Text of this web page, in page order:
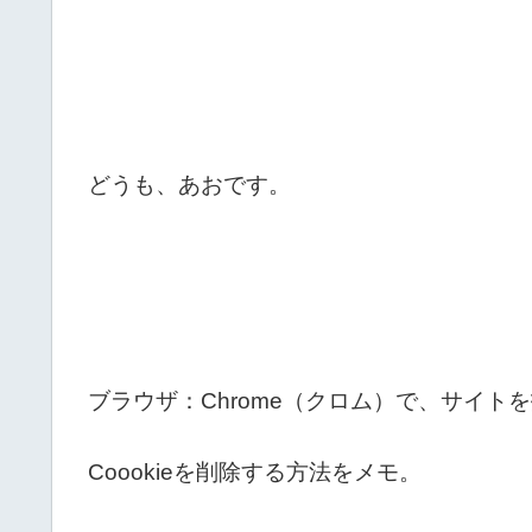
どうも、あおです。
ブラウザ：Chrome（クロム）で、サイト
Coookieを削除する方法をメモ。